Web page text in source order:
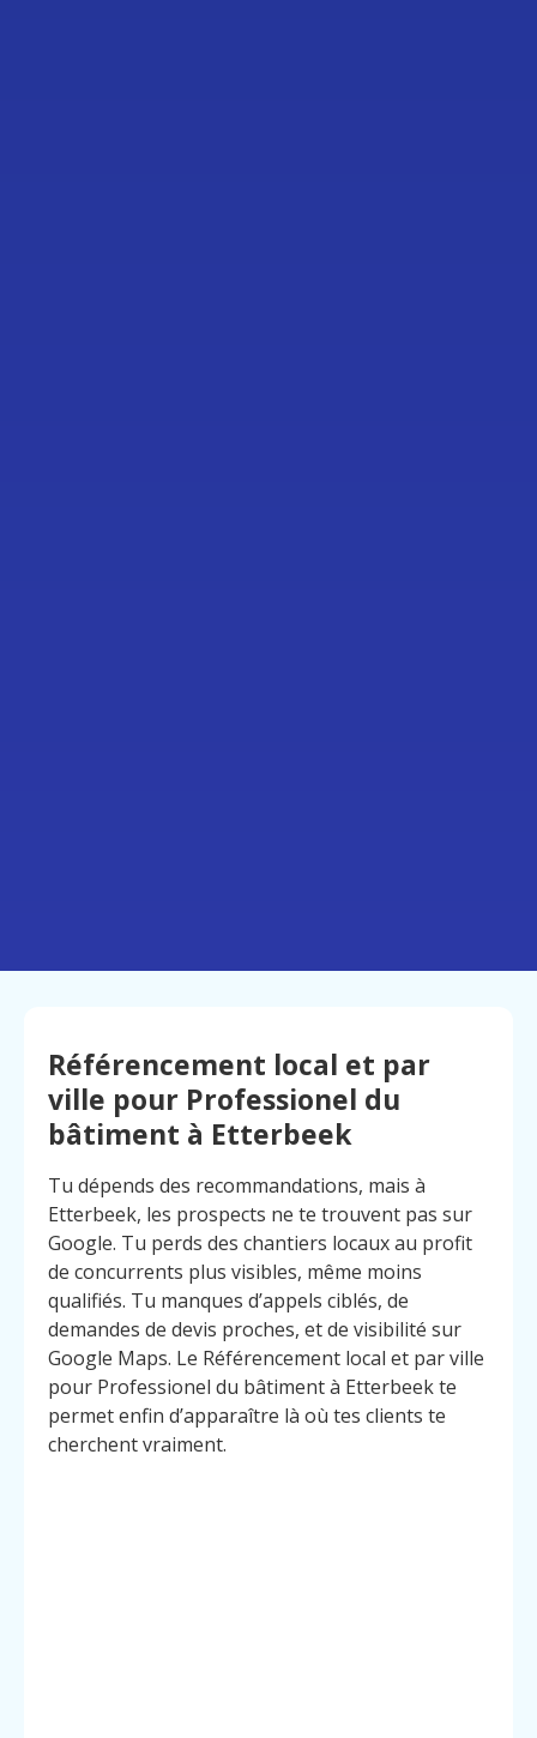
Référencement local et par
ville pour Professionel du
bâtiment à Etterbeek
Tu dépends des recommandations, mais à
Etterbeek, les prospects ne te trouvent pas sur
Google. Tu perds des chantiers locaux au profit
de concurrents plus visibles, même moins
qualifiés. Tu manques d’appels ciblés, de
demandes de devis proches, et de visibilité sur
Google Maps. Le Référencement local et par ville
pour Professionel du bâtiment à Etterbeek te
permet enfin d’apparaître là où tes clients te
cherchent vraiment.